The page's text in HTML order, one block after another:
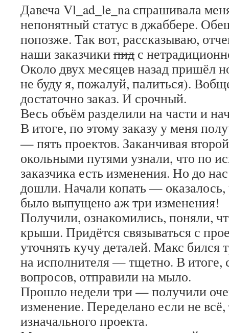
Давеча Vl_ad_le_na спрашивала
непонятный статус в джаббере.
попозже. Так вот, рассказываю,
наши заказчикипид с
Около двух месяцев назад пришёл
не буду я, пожалуй, палиться).
достаточно заказ. И срочный.
Весь объём разделили на части и
В итоге, по этому заказу у меня
— пять проектов. Заканчивая
окольными путями узнали, что по
заказчика есть изменения. Но до
дошли. Начали копать — оказалось,
было выпущено аж три изменения!
Получили, ознакомились, поняли,
крыши. Придётся связываться с
уточнять кучу деталей. Макс бился
на исполнителя — тщетно. В итоге,
вопросов, отправили на мыло.
Прошло недели три — получили
изменение. Переделано если не
изначального проекта.